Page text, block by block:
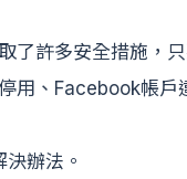
了許多安全措施，
用、Facebook帳戶
辦法。